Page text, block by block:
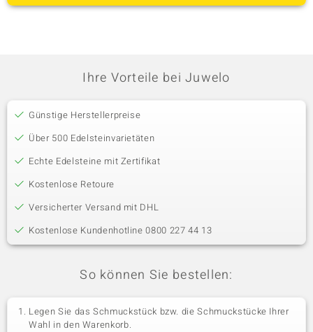
Ihre Vorteile bei Juwelo
Günstige Herstellerpreise
Über 500 Edelsteinvarietäten
Echte Edelsteine mit Zertifikat
Kostenlose Retoure
Versicherter Versand mit DHL
Kostenlose Kundenhotline 0800 227 44 13
So können Sie bestellen:
Legen Sie das Schmuckstück bzw. die Schmuckstücke Ihrer
Wahl in den Warenkorb.